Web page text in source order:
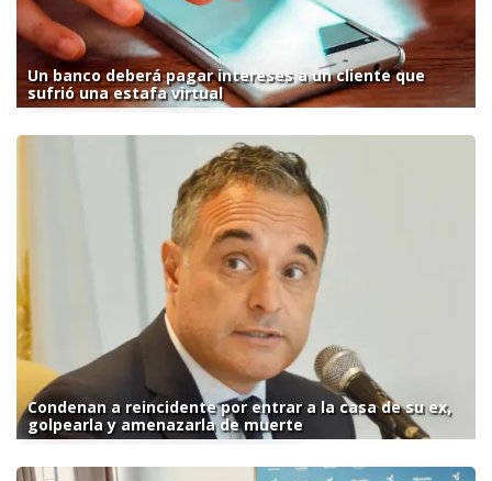
Un banco deberá pagar intereses a un cliente que
sufrió una estafa virtual
Condenan a reincidente por entrar a la casa de su ex,
golpearla y amenazarla de muerte